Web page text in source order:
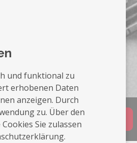
Buchungsanfrage
und funktional zu
erhobenen Daten
anzeigen. Durch
zu. Über den
Sie zulassen